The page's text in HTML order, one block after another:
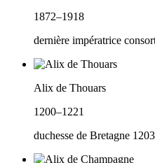
1872–1918
dernière impératrice
Alix de Thouars
1200–1221
duchesse de Bretagne